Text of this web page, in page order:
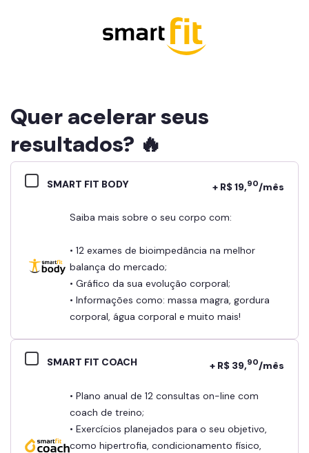
Quer acelerar seus
resultados? 🔥
SMART FIT BODY + R$ 19,90/mês
Saiba mais sobre o seu corpo com:
• 12 exames de bioimpedância na melhor
balança do mercado;
• Gráfico da sua evolução corporal;
• Informações como: massa magra, gordura
corporal, água corporal e muito mais!
SMART FIT COACH + R$ 39,90/mês
• Plano anual de 12 consultas on-line com
coach de treino;
• Exercícios planejados para o seu objetivo,
como hipertrofia, condicionamento físico,